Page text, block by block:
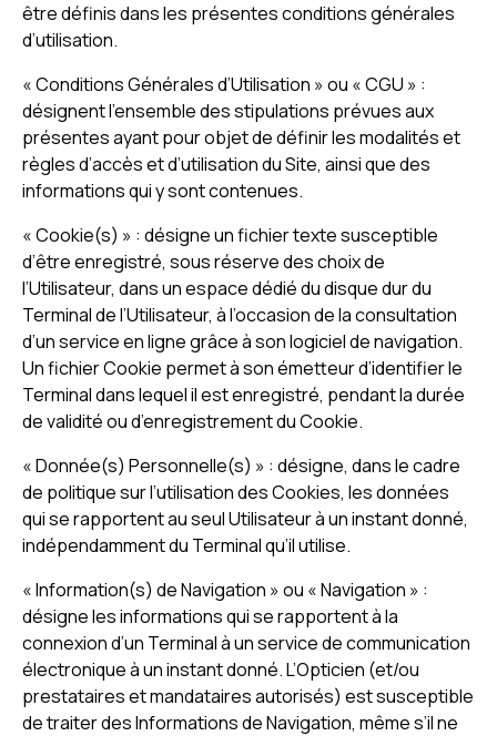
être définis dans les présentes conditions générales
d’utilisation.
« Conditions Générales d’Utilisation » ou « CGU » :
désignent l’ensemble des stipulations prévues aux
présentes ayant pour objet de définir les modalités et
règles d’accès et d’utilisation du Site, ainsi que des
informations qui y sont contenues.
« Cookie(s) » : désigne un fichier texte susceptible
d’être enregistré, sous réserve des choix de
l’Utilisateur, dans un espace dédié du disque dur du
Terminal de l’Utilisateur, à l’occasion de la consultation
d’un service en ligne grâce à son logiciel de navigation.
Un fichier Cookie permet à son émetteur d’identifier le
Terminal dans lequel il est enregistré, pendant la durée
de validité ou d’enregistrement du Cookie.
« Donnée(s) Personnelle(s) » : désigne, dans le cadre
de politique sur l’utilisation des Cookies, les données
qui se rapportent au seul Utilisateur à un instant donné,
indépendamment du Terminal qu’il utilise.
« Information(s) de Navigation » ou « Navigation » :
désigne les informations qui se rapportent à la
connexion d’un Terminal à un service de communication
électronique à un instant donné. L’Opticien (et/ou
prestataires et mandataires autorisés) est susceptible
de traiter des Informations de Navigation, même s’il ne